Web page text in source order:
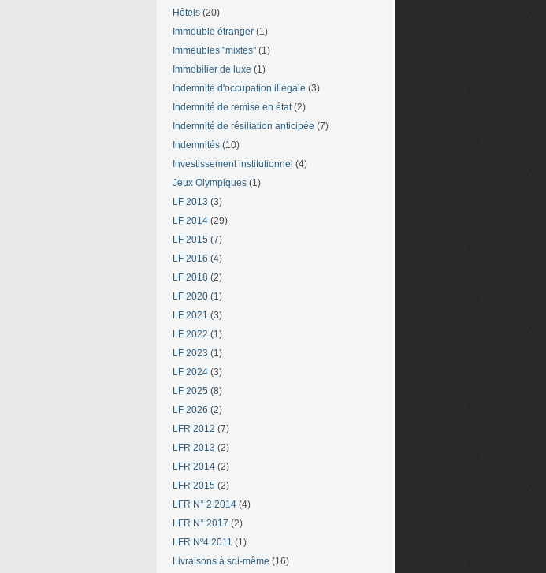
Hôtels (20)
Immeuble étranger (1)
Immeubles "mixtes" (1)
Immobilier de luxe (1)
Indemnité d'occupation illégale (3)
Indemnité de remise en état(2)
Indemnité de résiliation anticipée (7)
Indemnités (10)
Investissement institutionnel (4)
Jeux Olympiques (1)
LF 2013 (3)
LF 2014 (29)
LF 2015 (7)
LF 2016 (4)
LF 2018 (2)
LF 2020 (1)
LF 2021 (3)
LF 2022 (1)
LF 2023 (1)
LF 2024 (3)
LF 2025 (8)
LF 2026 (2)
LFR 2012 (7)
LFR 2013 (2)
LFR 2014 (2)
LFR 2015 (2)
LFR N° 2 2014 (4)
LFR N° 2017 (2)
LFR Nº4 2011 (1)
Livraisons à soi-même (16)